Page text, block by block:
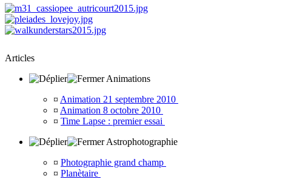
Articles
Animations
¤ Animation 21 septembre 2010
¤ Animation 8 octobre 2010
¤ Time Lapse : premier essai
Astrophotographie
¤ Photographie grand champ
¤ Planètaire